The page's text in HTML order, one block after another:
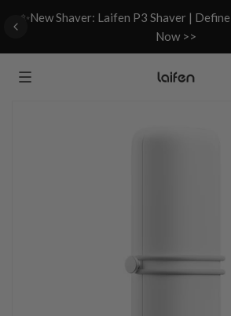
✨New Shaver: Laifen P3 Shaver |
Now >>